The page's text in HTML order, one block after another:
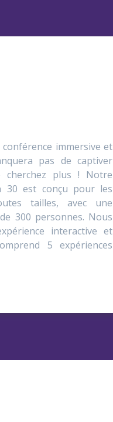
immersive et
pas de captiver
plus ! Notre
30 est conçu pour les
tailles, avec une
300 personnes. Nous
interactive et
5 expériences